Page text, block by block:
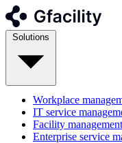
Workplace
IT service
Facility management
Enterprise service